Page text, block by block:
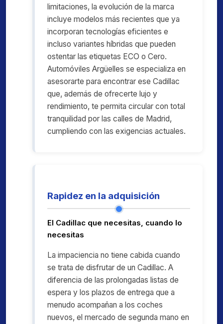
limitaciones, la evolución de la marca
incluye modelos más recientes que ya
incorporan tecnologías eficientes e
incluso variantes híbridas que pueden
ostentar las etiquetas ECO o Cero.
Automóviles Argüelles se especializa en
asesorarte para encontrar ese Cadillac
que, además de ofrecerte lujo y
rendimiento, te permita circular con total
tranquilidad por las calles de Madrid,
cumpliendo con las exigencias actuales.
Rapidez en la adquisición
El Cadillac que necesitas, cuando lo
necesitas
La impaciencia no tiene cabida cuando
se trata de disfrutar de un Cadillac. A
diferencia de las prolongadas listas de
espera y los plazos de entrega que a
menudo acompañan a los coches
nuevos, el mercado de segunda mano en